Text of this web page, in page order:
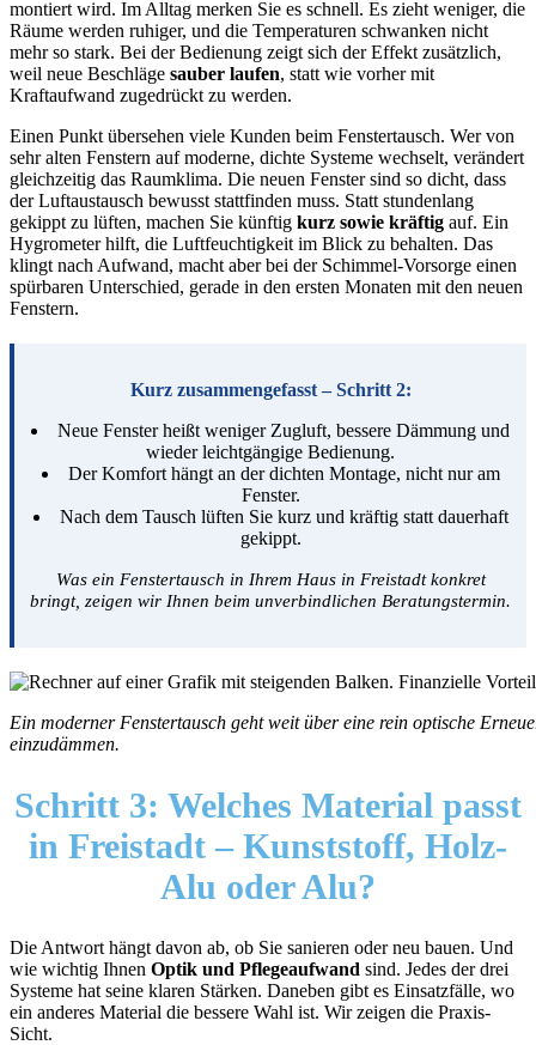
montiert wird. Im Alltag merken Sie es schnell. Es zieht weniger, die
Räume werden ruhiger, und die Temperaturen schwanken nicht
mehr so stark. Bei der Bedienung zeigt sich der Effekt zusätzlich,
weil neue Beschläge sauber laufen, statt wie vorher mit
Kraftaufwand zugedrückt zu werden.
Einen Punkt übersehen viele Kunden beim Fenstertausch. Wer von
sehr alten Fenstern auf moderne, dichte Systeme wechselt, verändert
gleichzeitig das Raumklima. Die neuen Fenster sind so dicht, dass
der Luftaustausch bewusst stattfinden muss. Statt stundenlang
gekippt zu lüften, machen Sie künftig kurz sowie kräftig auf. Ein
Hygrometer hilft, die Luftfeuchtigkeit im Blick zu behalten. Das
klingt nach Aufwand, macht aber bei der Schimmel-Vorsorge einen
spürbaren Unterschied, gerade in den ersten Monaten mit den neuen
Fenstern.
Kurz zusammengefasst – Schritt 2:
Neue Fenster heißt weniger Zugluft, bessere Dämmung und
wieder leichtgängige Bedienung.
Der Komfort hängt an der dichten Montage, nicht nur am
Fenster.
Nach dem Tausch lüften Sie kurz und kräftig statt dauerhaft
gekippt.
Was ein Fenstertausch in Ihrem Haus in Freistadt konkret
bringt, zeigen wir Ihnen beim unverbindlichen Beratungstermin.
Ein moderner Fenstertausch geht weit über eine rein optische
einzudämmen.
Schritt 3: Welches Material passt
in Freistadt – Kunststoff, Holz-
Alu oder Alu?
Die Antwort hängt davon ab, ob Sie sanieren oder neu bauen. Und
wie wichtig Ihnen Optik und Pflegeaufwand sind. Jedes der drei
Systeme hat seine klaren Stärken. Daneben gibt es Einsatzfälle, wo
ein anderes Material die bessere Wahl ist. Wir zeigen die Praxis-
Sicht.